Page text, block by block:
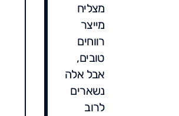
מצליח
מייצר
רווחים
טובים,
אבל אלה
נשארים
לרוב